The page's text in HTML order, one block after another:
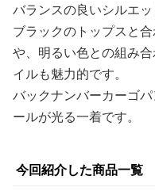
バランスの良いシルエッ
ブラックのトップスと
や、明るい色との組み
イルも魅力的です。
バックナンバーカーゴ
ールが光る一着です。
今回紹介した商品一覧